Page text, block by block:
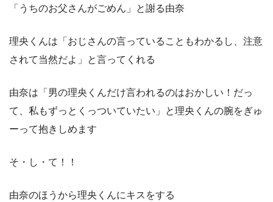
「うちのお父さんがごめん」と謝る由奈
理央くんは「おじさんの言っていることもわかるし、注意
されて当然だよ」と言ってくれる
由奈は「男の理央くんだけ言われるのはおかしい！だっ
て、私もずっとくっついていたい」と理央くんの腕をぎゅ
ーって抱きしめます
そ・し・て！！
由奈のほうから理央くんにキスをする